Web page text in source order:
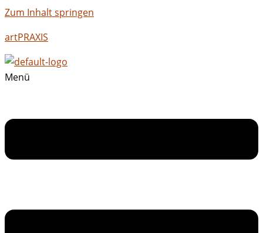
Zum Inhalt springen
artPRAXIS
Menü